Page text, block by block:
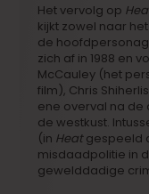
Hetvervolg op
kijkt zowel naar
de
zich af in 1988 en
McCauley (het
film), Chris
ene overval na de
de westkust.
(in Heatgespeeld
misdaadpolitie in
gewelddadige